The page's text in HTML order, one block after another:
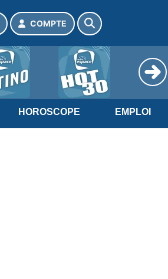
COMPTE
HOROSCOPE EMPLOI